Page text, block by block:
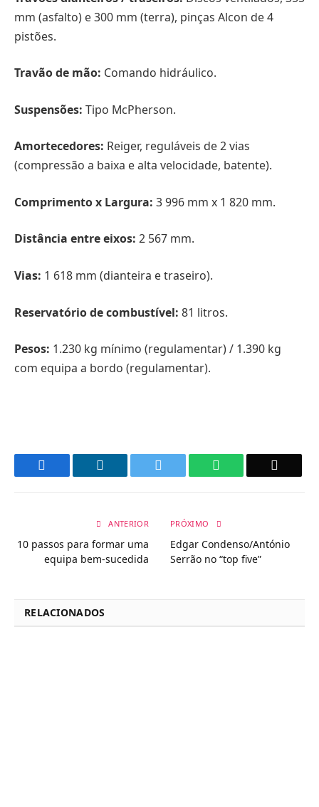
mm (asfalto) e 300 mm (terra), pinças Alcon de 4
pistões.
Travão de mão: Comando hidráulico.
Suspensões: Tipo McPherson.
Amortecedores: Reiger, reguláveis de 2 vias
(compressão a baixa e alta velocidade, batente).
Comprimento x Largura: 3 996 mm x 1 820 mm.
Distância entre eixos: 2 567 mm.
Vias: 1 618 mm (dianteira e traseiro).
Reservatório de combustível: 81 litros.
Pesos: 1.230 kg mínimo (regulamentar) / 1.390 kg
com equipa a bordo (regulamentar).
WhatsApp
ANTERIOR
10 passos para formar uma
equipa bem-sucedida
PRÓXIMO
Edgar Condenso/António
Serrão no “top five”
RELACIONADOS